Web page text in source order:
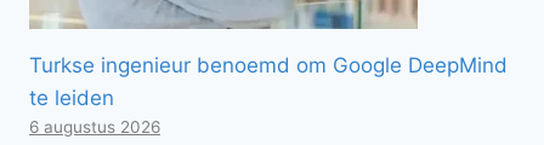
Turkse ingenieur benoemd om Google DeepMind
te leiden
6 augustus 2026